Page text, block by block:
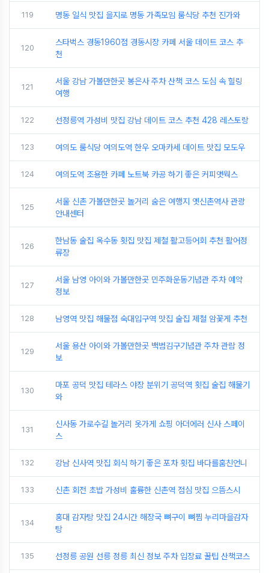
119 명동 일식 맛집 을지로 명동 가족모임 룸식당 추천 진가와
120
스타벅스 경동1960점 경동시장 카페 서울 데이트 코스 추
천
121
서울 강남 가볼만한곳 봉은사 주차 산책 코스 도심 속 힐링
여행
122 선정릉역 가성비 맛집 강남 데이트 코스 추천 428 레스토랑
123 여의도 룸식당 여의도역 한우 오마카세 데이트 맛집 모도우
124 여의도역 조용한 카페 노트북 카공 하기 좋은 커피앳웍스
125
서울 신촌 가볼만한곳 놀거리 숨은 여행지 옛신촌역사 관광
안내센터
126
한남동 술집 옥수동 횟집 맛집 제철 활고등어회 추천 활어정
류장
127
서울 남영 아이와 가볼만한곳 민주화운동기념관 주차 예약
정보
128 남영역 맛집 해물점 숙대입구역 맛집 술집 제철 암꽃게 추천
129
서울 용산 아이와 가볼만한곳 백범김구기념관 주차 관람 정
보
130
마포 공덕 맛집 테라스 야장 분위기 공덕역 횟집 술집 해물기
와
131
신사동 가로수길 놀거리 옷가게 쇼핑 아더에러 신사 스페이
스
132 강남 신사역 맛집 회식 하기 좋은 포차 횟집 바다를훔친언니
133 신촌 회전 초밥 가성비 훌륭한 신촌역 점심 맛집 으뜸스시
134
홍대 감자탕 맛집 24시간 해장국 뼈구이 뼈찜 누리마을감자
탕
135 선정릉 공원 선릉 정릉 최신 정보 주차 입장료 꿀팁 산책코스